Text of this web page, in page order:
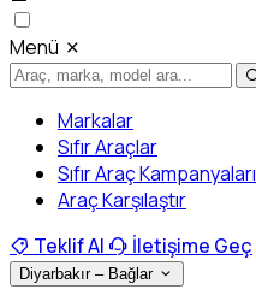
Menü
Markalar
Sıfır Araçlar
Sıfır Araç Kampanyaları
Araç Karşılaştır
Teklif Al
İletişime Geç
Diyarbakır – Bağlar